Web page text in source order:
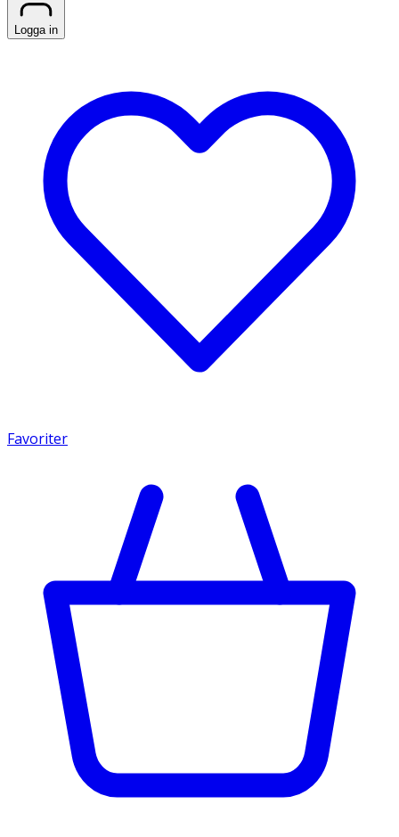
Logga in
Favoriter